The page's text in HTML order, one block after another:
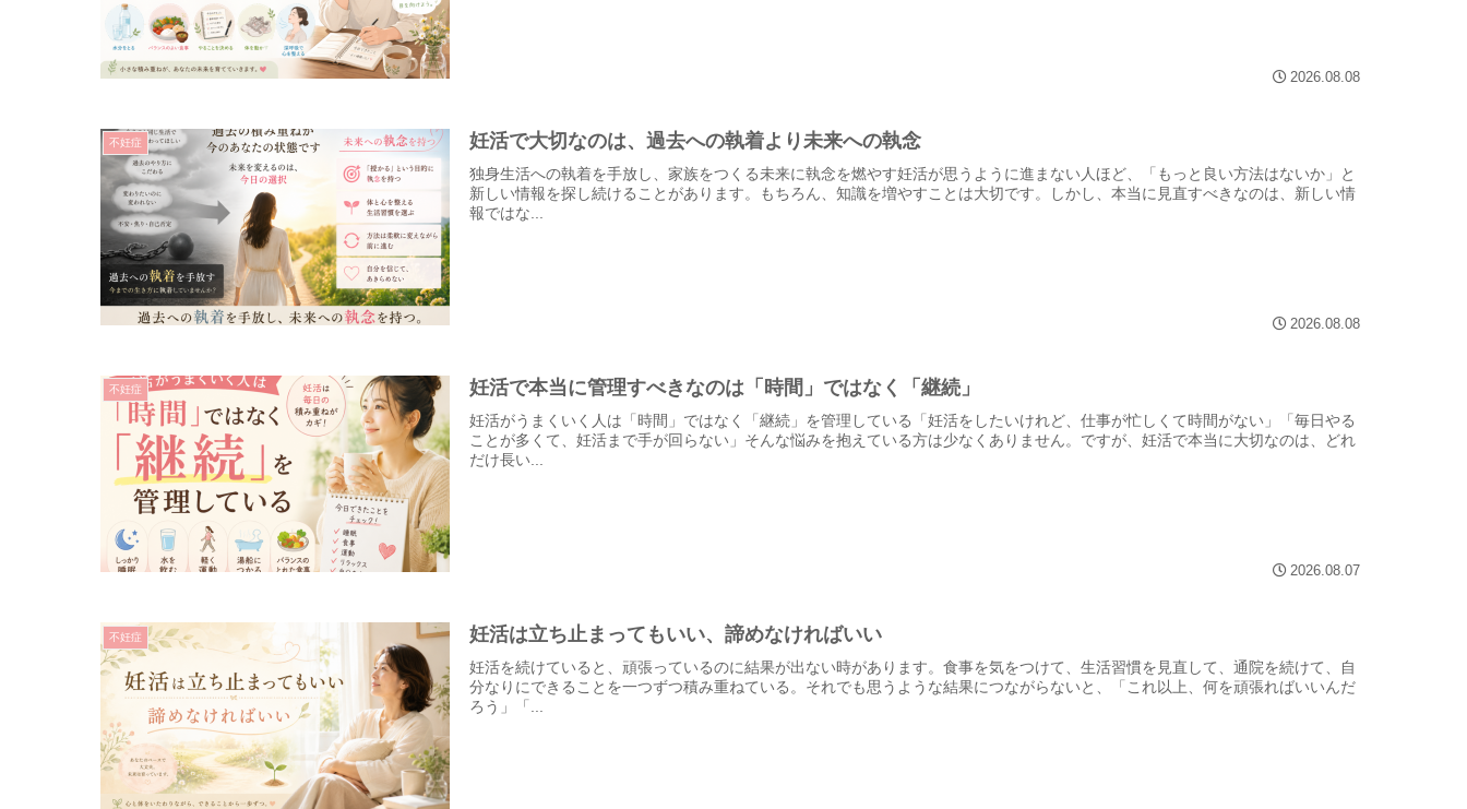
2026.08.08
不妊症 妊活で大切なのは、過去への執着より未来への執念
独身生活への執着を手放し、家族をつくる未来に執念を燃やす妊活が思うように進まない人ほど、「もっと良い方法はないか」と
新しい情報を探し続けることがあります。もちろん、知識を増やすことは大切です。しかし、本当に見直すべきなのは、新しい情
報ではな...
2026.08.08
不妊症 妊活で本当に管理すべきなのは「時間」ではなく「継続」
妊活がうまくいく人は「時間」ではなく「継続」を管理している「妊活をしたいけれど、仕事が忙しくて時間がない」「毎日やる
ことが多くて、妊活まで手が回らない」そんな悩みを抱えている方は少なくありません。ですが、妊活で本当に大切なのは、どれ
だけ長い...
2026.08.07
不妊症 妊活は立ち止まってもいい、諦めなければいい
妊活を続けていると、頑張っているのに結果が出ない時があります。食事を気をつけて、生活習慣を見直して、通院を続けて、自
分なりにできることを一つずつ積み重ねている。それでも思うような結果につながらないと、「これ以上、何を頑張ればいいんだ
ろう」「...